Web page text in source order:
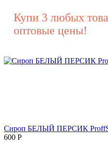
Купи 3 любых
оптовые цены!
Сироп БЕЛЫЙ ПЕРСИК
600 Р